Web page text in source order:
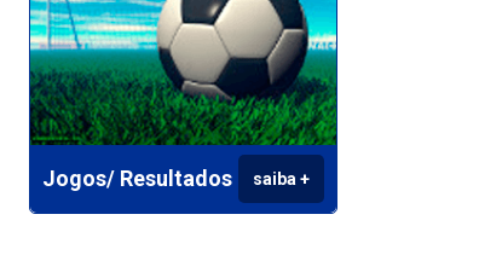
Jogos/ Resultados saiba +